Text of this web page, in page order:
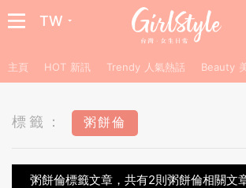
TW
主頁 HOT 新訊 Trendy 人氣熱話 Beauty
標籤： 粥餅倫
粥餅倫標籤文章，共有2則粥餅倫相關文